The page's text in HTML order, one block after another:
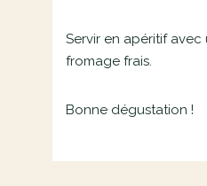
Servir en apéritif avec
fromage frais.
Bonne dégustation !